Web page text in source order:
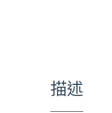
描述